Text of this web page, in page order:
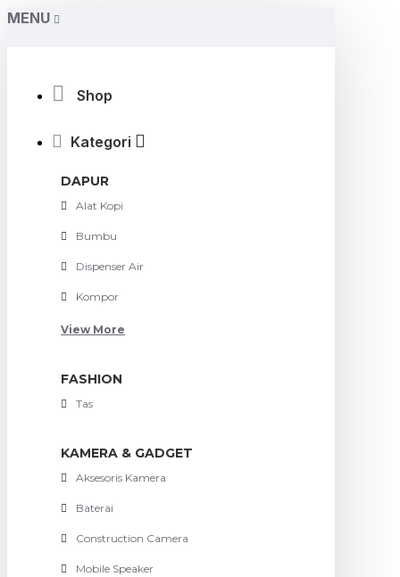
MENU
Shop
Kategori
DAPUR
Alat Kopi
Bumbu
Dispenser Air
Kompor
View More
FASHION
Tas
KAMERA & GADGET
Aksesoris Kamera
Baterai
Construction Camera
Mobile Speaker